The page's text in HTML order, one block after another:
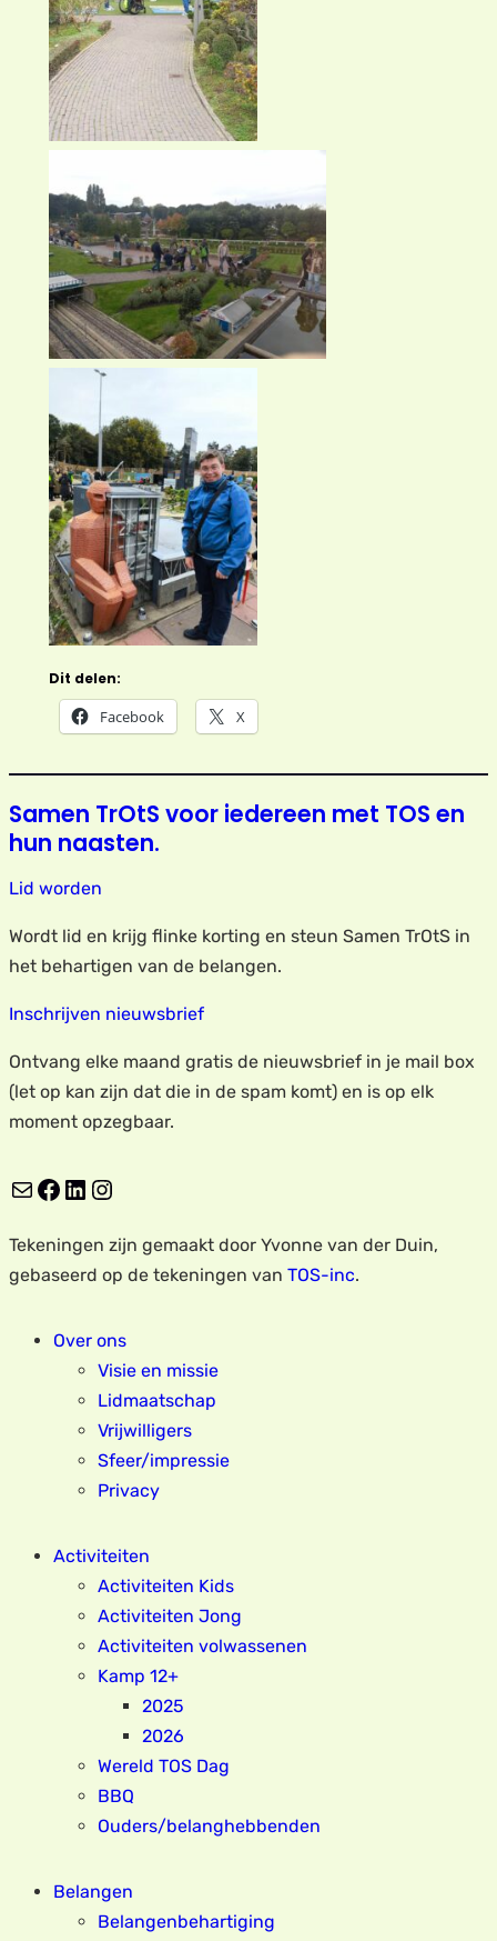
Dit delen:
Facebook X
Samen TrOtS voor iedereen met TOS en
hun naasten.
Lid worden
Wordt lid en krijg flinke korting en steun Samen TrOtS in
het behartigen van de belangen.
Inschrijven nieuwsbrief
Ontvang elke maand gratis de nieuwsbrief in je mail box
(let op kan zijn dat die in de spam komt) en is op elk
moment opzegbaar.
E-mail Facebook LinkedIn Instagram
Tekeningen zijn gemaakt door Yvonne van der Duin,
gebaseerd op de tekeningen van TOS-inc.
Over ons
Visie en missie
Lidmaatschap
Vrijwilligers
Sfeer/impressie
Privacy
Activiteiten
Activiteiten Kids
Activiteiten Jong
Activiteiten volwassenen
Kamp 12+
2025
2026
Wereld TOS Dag
BBQ
Ouders/belanghebbenden
Belangen
Belangenbehartiging